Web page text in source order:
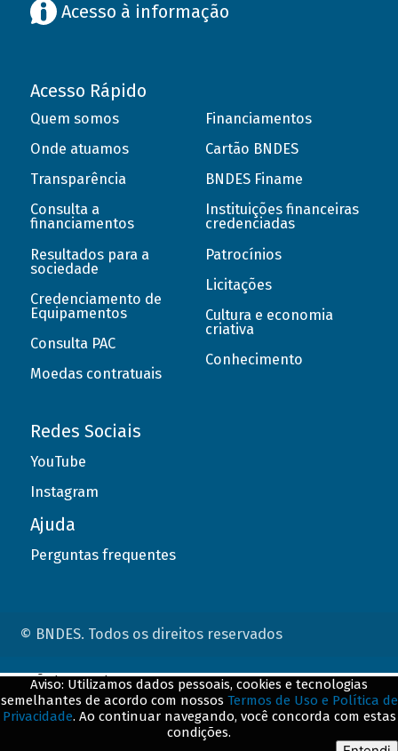
Acesso à informação
Acesso Rápido
Quem somos
Onde atuamos
Transparência
Consulta a
financiamentos
Resultados para a
sociedade
Credenciamento de
Equipamentos
Consulta PAC
Moedas contratuais
Financiamentos
Cartão BNDES
BNDES Finame
Instituições financeiras
credenciadas
Patrocínios
Licitações
Cultura e economia
criativa
Conhecimento
Redes Sociais
YouTube
Instagram
Ajuda
Perguntas frequentes
© BNDES. Todos os direitos reservados
Aviso: Utilizamos dados pessoais, cookies e tecnologias
semelhantes de acordo com nossos Termos de Uso e Política de
Privacidade. Ao continuar navegando, você concorda com estas
condições.
ConteÃºdo complementar
${title}${badge}